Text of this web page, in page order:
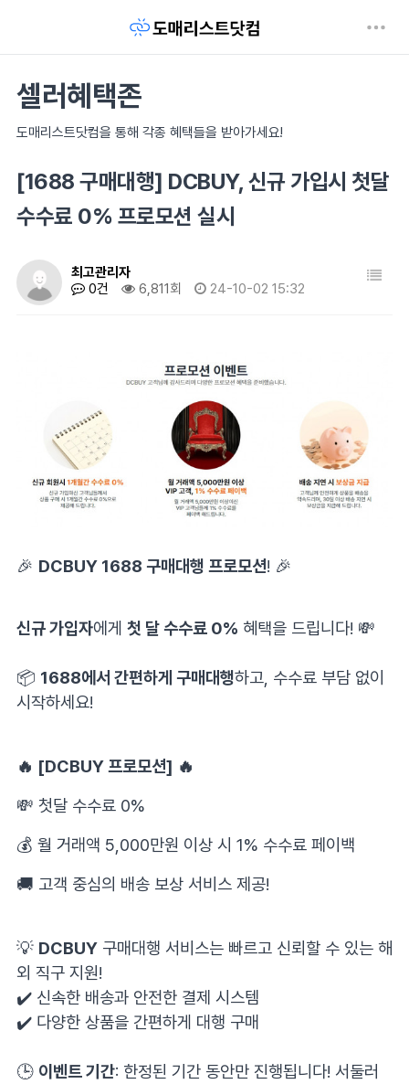
셀러혜택존
도매리스트닷컴을 통해 각종 혜택들을 받아가세요!
[1688 구매대행] DCBUY, 신규 가입시 첫달
수수료 0% 프로모션 실시
최고관리자
0건
6,811회 24-10-02 15:32
🎉 DCBUY 1688 구매대행 프로모션! 🎉
신규 가입자에게 첫 달 수수료 0% 혜택을 드립니다! 💸
📦 1688에서 간편하게 구매대행하고, 수수료 부담 없이
시작하세요!
🔥 [DCBUY 프로모션] 🔥
💸 첫달 수수료 0%
💰 월 거래액 5,000만원 이상 시 1% 수수료 페이백
🚚 고객 중심의 배송 보상 서비스 제공!
💡 DCBUY 구매대행 서비스는 빠르고 신뢰할 수 있는 해
외 직구 지원!
✔️ 신속한 배송과 안전한 결제 시스템
✔️ 다양한 상품을 간편하게 대행 구매
🕒 이벤트 기간: 한정된 기간 동안만 진행됩니다! 서둘러